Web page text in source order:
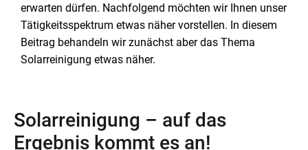
erwarten dürfen. Nachfolgend möchten wir Ihnen unser
Tätigkeitsspektrum etwas näher vorstellen. In diesem
Beitrag behandeln wir zunächst aber das Thema
Solarreinigung etwas näher.
Solarreinigung – auf das
Ergebnis kommt es an!